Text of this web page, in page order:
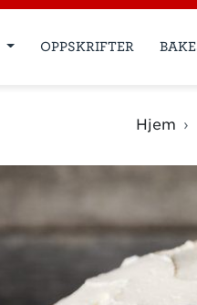
OPPSKRIFTER
Hjem